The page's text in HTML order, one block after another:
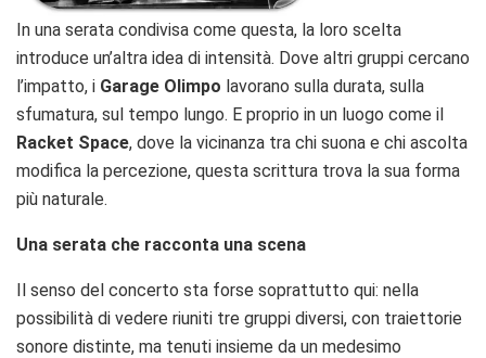
In una serata condivisa come questa, la loro scelta
introduce un’altra idea di intensità. Dove altri gruppi cercano
l’impatto, i Garage Olimpo lavorano sulla durata, sulla
sfumatura, sul tempo lungo. E proprio in un luogo come il
Racket Space, dove la vicinanza tra chi suona e chi ascolta
modifica la percezione, questa scrittura trova la sua forma
più naturale.
Una serata che racconta una scena
Il senso del concerto sta forse soprattutto qui: nella
possibilità di vedere riuniti tre gruppi diversi, con traiettorie
sonore distinte, ma tenuti insieme da un medesimo